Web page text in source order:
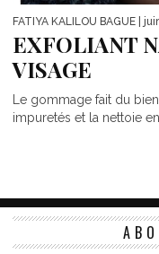
FATIYA KALILOU BAGUE |
EXFOLIANT
VISAGE
Le gommage fait du
impuretés et la nettoie